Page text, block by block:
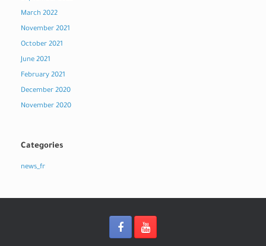
March 2022
November 2021
October 2021
June 2021
February 2021
December 2020
November 2020
Categories
news_fr